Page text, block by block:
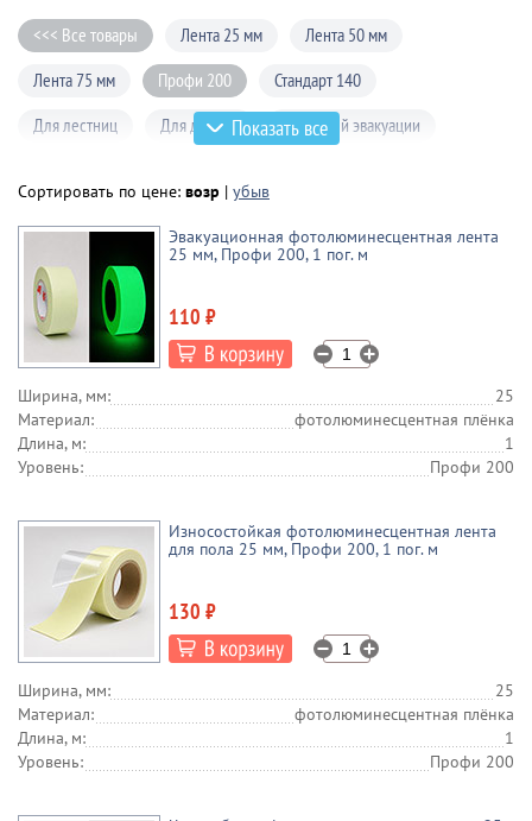
<<< Все товары Лента 25 мм
Лента 50 мм
Лента 75 мм
Профи 200
Стандарт 140
Для лестниц
Для дверей
Для путей эвакуации
Показать все
Сортировать по цене: возр | убыв
Эвакуационная фотолюминесцентная лента
25 мм, Профи 200, 1 пог. м
110 ₽
Ширина, мм:
25
Материал:
фотолюминесцентная плёнка
Длина, м:
1
Уровень:
Профи 200
Износостойкая фотолюминесцентная лента
для пола 25 мм, Профи 200, 1 пог. м
130 ₽
Ширина, мм:
25
Материал:
фотолюминесцентная плёнка
Длина, м:
1
Уровень:
Профи 200